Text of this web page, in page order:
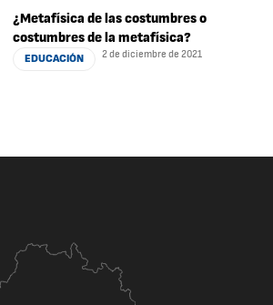
¿Metafísica de las costumbres o
costumbres de la metafísica?
EDUCACIÓN 2 de diciembre de 2021